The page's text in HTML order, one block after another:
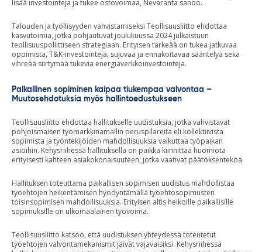
lisää investointeja ja tukee ostovoimaa, Nevaranta sanoo.
Talouden ja työllisyyden vahvistamiseksi Teollisuusliitto ehdottaa
kasvutoimia, jotka pohjautuvat joulukuussa 2024 julkaistuun
teollisuuspoliittiseen strategiaan. Erityisen tärkeää on tukea jatkuvaa
oppimista, T&K-investointeja, sujuvaa ja ennakoitavaa sääntelyä sekä
vihreää siirtymää tukevia energiaverkkoinvestointeja.
Paikallinen sopiminen kaipaa tiukempaa valvontaa –
Muutosehdotuksia myös hallintoedustukseen
Teollisuusliitto ehdottaa hallitukselle uudistuksia, jotka vahvistavat
pohjoismaisen työmarkkinamallin peruspilareita eli kollektiivista
sopimista ja työntekijöiden mahdollisuuksia vaikuttaa työpaikan
asioihin. Kehysriihessä hallituksella on paikka kiinnittää huomiota
erityisesti kahteen asiakokonaisuuteen, jotka vaativat päätöksentekoa.
Hallituksen toteuttama paikallisen sopimisen uudistus mahdollistaa
työehtojen heikentämisen hyödyntämällä työehtosopimusten
toisinsopimisen mahdollisuuksia. Erityisen altis heikoille paikallisille
sopimuksille on ulkomaalainen työvoima.
Teollisuusliitto katsoo, että uudistuksen yhteydessä toteutetut
työehtojen valvontamekanismit jäivät vajavaisiksi. Kehysriihessä